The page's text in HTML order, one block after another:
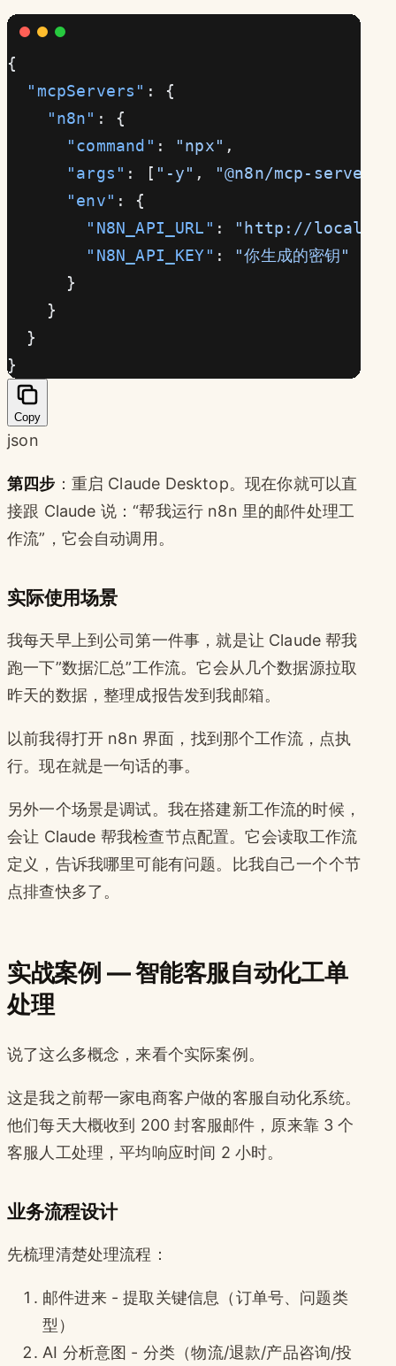
{
  "mcpServers"
: {
    "n8n"
: {
      "command"
: "npx" ,
      "args"
: [ "-y" ,
"@n8n/mcp-server-
      "env"
: {
        "N8N_API_URL"
:
"http://
        "N8N_API_KEY"
:
"你生成的密钥"
      }
    }
  }
}
Copy
json
第四步 ：重启 Claude Desktop。现在你就可以直
接跟 Claude 说：“帮我运行 n8n 里的邮件处理工
作流”，它会自动调用。
实际使用场景
我每天早上到公司第一件事，就是让 Claude 帮我
跑一下”数据汇总”工作流。它会从几个数据源拉取
昨天的数据，整理成报告发到我邮箱。
以前我得打开 n8n 界面，找到那个工作流，点执
行。现在就是一句话的事。
另外一个场景是调试。我在搭建新工作流的时候，
会让 Claude 帮我检查节点配置。它会读取工作流
定义，告诉我哪里可能有问题。比我自己一个个节
点排查快多了。
实战案例 — 智能客服自动化工单
处理
说了这么多概念，来看个实际案例。
这是我之前帮一家电商客户做的客服自动化系统。
他们每天大概收到 200 封客服邮件，原来靠 3 个
客服人工处理，平均响应时间 2 小时。
业务流程设计
先梳理清楚处理流程：
邮件进来 - 提取关键信息（订单号、问题类
型）
AI 分析意图 - 分类（物流/退款/产品咨询/投